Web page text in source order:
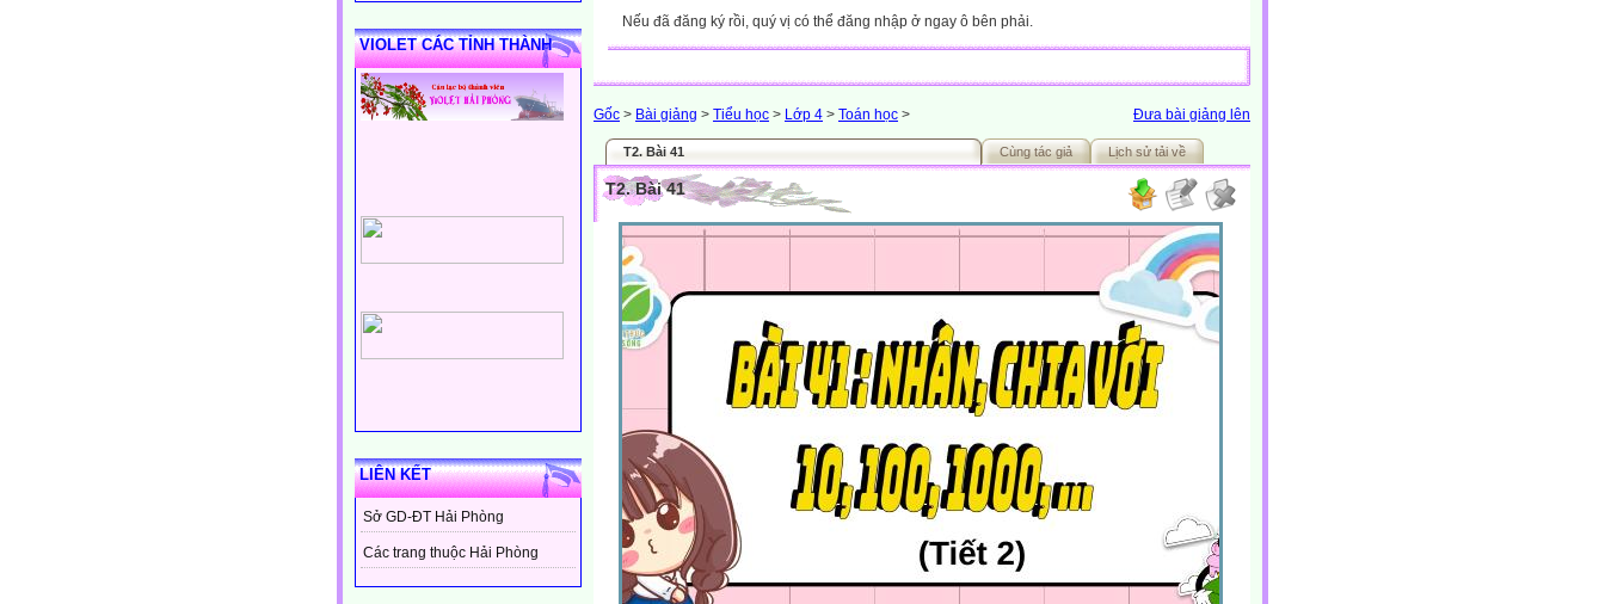
VIOLET CÁC TỈNH THÀNH
LIÊN KẾT
Sở GD-ĐT Hải Phòng
Các trang thuộc Hải Phòng
Nếu đã đăng ký rồi, quý vị có thể đăng nhập ở ngay ô bên phải.
Đưa bài giảng lên
Gốc > Bài giảng > Tiểu học > Lớp 4 > Toán học >
T2. Bài 41 Cùng tác giả Lịch sử tải về
T2. Bài 41